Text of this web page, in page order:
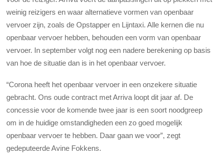
weinig reizigers en waar alternatieve vormen van openbaar
vervoer zijn, zoals de Opstapper en Lijntaxi. Alle kernen die nu
openbaar vervoer hebben, behouden een vorm van openbaar
vervoer. In september volgt nog een nadere berekening op basis
van hoe de situatie dan is in het openbaar vervoer.
“Corona heeft het openbaar vervoer in een onzekere situatie
gebracht. Ons oude contract met Arriva loopt dit jaar af. De
concessie voor de komende twee jaar is een soort noodgreep
om in de huidige omstandigheden een zo goed mogelijk
openbaar vervoer te hebben. Daar gaan we voor”, zegt
gedeputeerde Avine Fokkens.